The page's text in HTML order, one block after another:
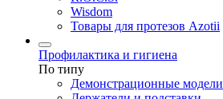
Wisdom
Товары для протезов Azotii
Профилактика и гигиена
По типу
Демонстрационные модели